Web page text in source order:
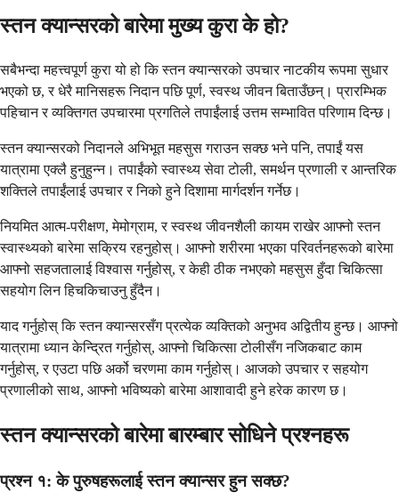
स्तन क्यान्सरको बारेमा मुख्य कुरा के हो?
सबैभन्दा महत्त्वपूर्ण कुरा यो हो कि स्तन क्यान्सरको उपचार नाटकीय रूपमा सुधार
भएको छ, र धेरै मानिसहरू निदान पछि पूर्ण, स्वस्थ जीवन बिताउँछन्। प्रारम्भिक
पहिचान र व्यक्तिगत उपचारमा प्रगतिले तपाईंलाई उत्तम सम्भावित परिणाम दिन्छ।
स्तन क्यान्सरको निदानले अभिभूत महसुस गराउन सक्छ भने पनि, तपाईं यस
यात्रामा एक्लै हुनुहुन्न। तपाईंको स्वास्थ्य सेवा टोली, समर्थन प्रणाली र आन्तरिक
शक्तिले तपाईंलाई उपचार र निको हुने दिशामा मार्गदर्शन गर्नेछ।
नियमित आत्म-परीक्षण, मेमोग्राम, र स्वस्थ जीवनशैली कायम राखेर आफ्नो स्तन
स्वास्थ्यको बारेमा सक्रिय रहनुहोस्। आफ्नो शरीरमा भएका परिवर्तनहरूको बारेमा
आफ्नो सहजतालाई विश्वास गर्नुहोस्, र केही ठीक नभएको महसुस हुँदा चिकित्सा
सहयोग लिन हिचकिचाउनु हुँदैन।
याद गर्नुहोस् कि स्तन क्यान्सरसँग प्रत्येक व्यक्तिको अनुभव अद्वितीय हुन्छ। आफ्नो
यात्रामा ध्यान केन्द्रित गर्नुहोस्, आफ्नो चिकित्सा टोलीसँग नजिकबाट काम
गर्नुहोस्, र एउटा पछि अर्को चरणमा काम गर्नुहोस्। आजको उपचार र सहयोग
प्रणालीको साथ, आफ्नो भविष्यको बारेमा आशावादी हुने हरेक कारण छ।
स्तन क्यान्सरको बारेमा बारम्बार सोधिने प्रश्नहरू
प्रश्न १: के पुरुषहरूलाई स्तन क्यान्सर हुन सक्छ?